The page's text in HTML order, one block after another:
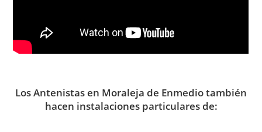
Los Antenistas en Moraleja de Enmedio también
hacen instalaciones particulares de: